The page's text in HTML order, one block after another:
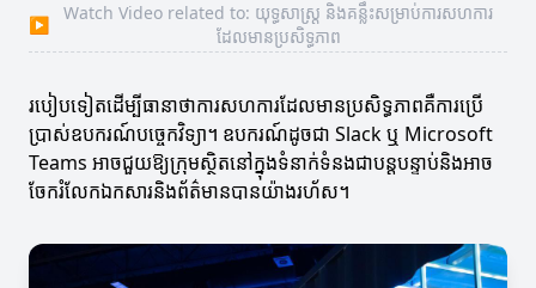
▶
Watch Video related to: យុទ្ធសាស្ត្រ និងគន្លឹះសម្រាប់ការសហការ
ដែលមានប្រសិទ្ធភាព
របៀបទៀតដើម្បីធានាថាការសហការដែលមានប្រសិទ្ធភាពគឺការប្រើ
ប្រាស់ឧបករណ៍បច្ចេកវិទ្យា។ ឧបករណ៍ដូចជា Slack ឬ Microsoft
Teams អាចជួយឱ្យក្រុមស្ថិតនៅក្នុងទំនាក់ទំនងជាបន្តបន្ទាប់និងអាច
ចែករំលែកឯកសារនិងព័ត៌មានបានយ៉ាងរហ័ស។